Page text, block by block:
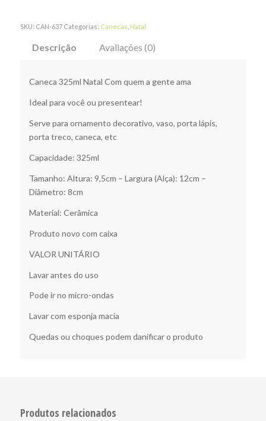
SKU: CAN-637 Categorias: Canecas Natal
Descrição Avaliações (0)
Caneca 325ml Natal Com quem a gente ama
Ideal para você ou presentear!
Serve para ornamento decorativo, vaso, porta lápis,
porta treco, caneca, etc
Capacidade: 325ml
Tamanho: Altura: 9,5cm – Largura (Alça): 12cm –
Diâmetro: 8cm
Material: Cerâmica
Produto novo com caixa
VALOR UNITÁRIO
Lavar antes do uso
Pode ir no micro-ondas
Lavar com esponja macia
Quedas ou choques podem danificar o produto
Produtos relacionados